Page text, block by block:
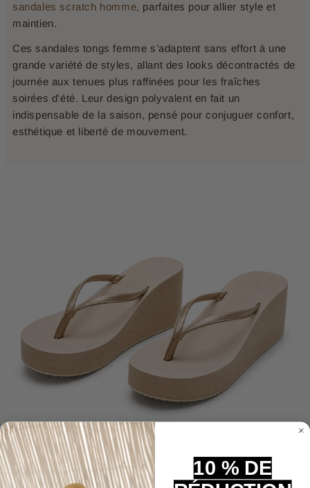
sandales scratch homme, parfaites pour allier style et
maintien.
Ces sandales tongs femme s’adaptent sans effort à une
grande variété de styles, allant des looks décontractés de
journée aux tenues plus raffinées pour les fraîches
soirées d’été. Leur design polyvalent en fait un
indispensable de la saison, pensé pour conjuguer confort,
esthétique et liberté de mouvement.
10 % DE